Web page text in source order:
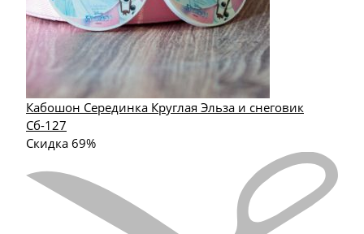
Кабошон Серединка Круглая Эльза и снеговик
Сб-127
Скидка 69%